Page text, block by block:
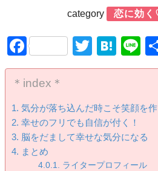
category 恋に効
FacebookTwitter
＊index＊
気分が落ち込んだ時こそ笑顔を作
幸せのフリでも自信が付く！
脳をだまして幸せな気分になる
まとめ
ライタープロフィール